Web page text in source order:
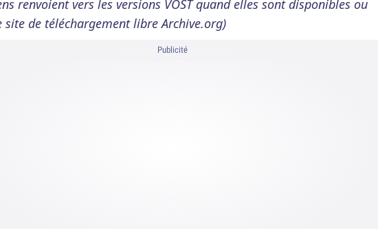
renvoient vers les versions VOST quand elles sont disponibles ou
site de téléchargement libre Archive.org)
Publicité